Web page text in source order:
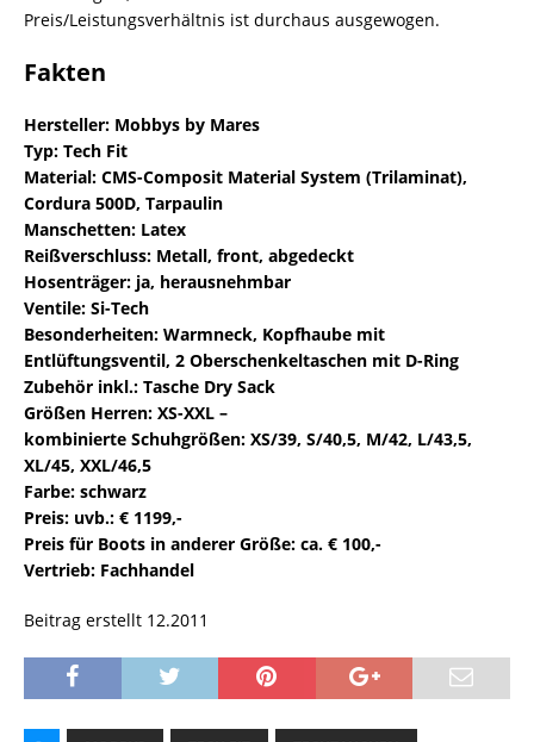
Preis/Leistungsverhältnis ist durchaus ausgewogen.
Fakten
Hersteller: Mobbys by Mares
Typ: Tech Fit
Material: CMS-Composit Material System (Trilaminat),
Cordura 500D, Tarpaulin
Manschetten: Latex
Reißverschluss: Metall, front, abgedeckt
Hosenträger: ja, herausnehmbar
Ventile: Si-Tech
Besonderheiten: Warmneck, Kopfhaube mit
Entlüftungsventil, 2 Oberschenkeltaschen mit D-Ring
Zubehör inkl.: Tasche Dry Sack
Größen Herren: XS-XXL –
kombinierte Schuhgrößen: XS/39, S/40,5, M/42, L/43,5,
XL/45, XXL/46,5
Farbe: schwarz
Preis: uvb.: € 1199,-
Preis für Boots in anderer Größe: ca. € 100,-
Vertrieb: Fachhandel
Beitrag erstellt 12.2011